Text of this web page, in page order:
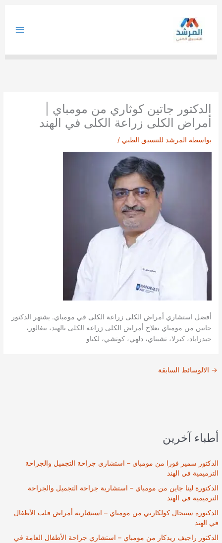
أطباء آخرين
الدكتور سمير فورا من مومباي – استشاري جراحة التجميل والجراحة
الترميمية في الهند
الدكتورة لينا جاين من مومباي – استشارية جراحة التجميل والجراحة
الترميمية في الهند
الدكتورة سنيحال كولكارني من مومباي – استشارية أمراض قلب الأطفال
في الهند
الدكتور راجيف ريدكار من مومباي – استشاري جراحة الأطفال العامة في
الدكتور جاتين كوثاري من مومباي |
أمراض الكلى زراعة الكلى في الهند
بواسطة المرشد للتنسيق الطبي/
أفضل استشاري أمراض الكلى زراعة الكلى في مومباي. يشتهر الدكتور
جاتين من مومباي بعلاج أمراض الكلى زراعة الكلى بالهند، بنغالور،
حيدراباد، كيرلا، تشيناي، دلهي، كوتشي، لكناو
→ الالوسائط السابقة